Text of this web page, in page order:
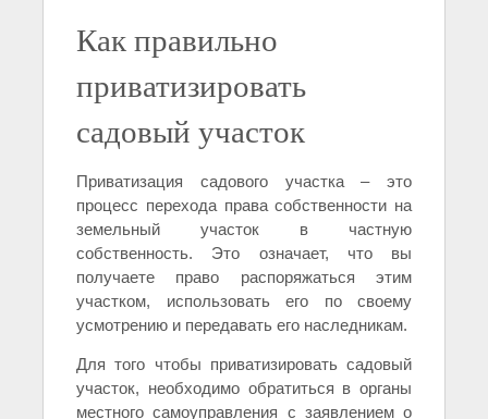
Как правильно
приватизировать
садовый участок
Приватизация садового участка – это
процесс перехода права собственности на
земельный участок в частную
собственность. Это означает, что вы
получаете право распоряжаться этим
участком, использовать его по своему
усмотрению и передавать его наследникам.
Для того чтобы приватизировать садовый
участок, необходимо обратиться в органы
местного самоуправления с заявлением о